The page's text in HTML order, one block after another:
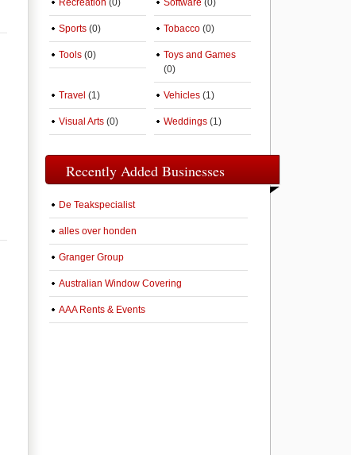
Recreation (0) Software (0)
Sports (0) Tobacco (0)
Tools (0)
Toys and Games
(0)
Travel (1) Vehicles (1)
Visual Arts (0) Weddings (1)
Recently Added Businesses
De Teakspecialist
alles over honden
Granger Group
Australian Window Covering
AAA Rents & Events